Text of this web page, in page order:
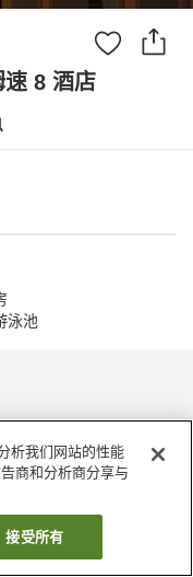
速 8 酒店
泳池
析我们网站的性能
商和分析商分享与
接受所有